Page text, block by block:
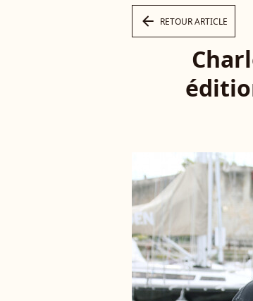
arrow_left RETOUR ARTICLE